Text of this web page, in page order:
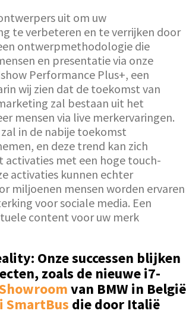
uit om uw
te verbeteren en te verrijken door
ontwerpmethodologie die
en presentatie via onze
Performance Plus+, een
wij zien dat de toekomst van
zal bestaan uit het
mensen via live merkervaringen.
in de nabije toekomst
en deze trend kan zich
met een hoge touch-
activaties kunnen echter
miljoenen mensen worden ervaren
voor sociale media. Een
content voor uw merk
Onze successen blijken
zoals de nieuwe i7-
van BMW in België
SmartBus die door Italië